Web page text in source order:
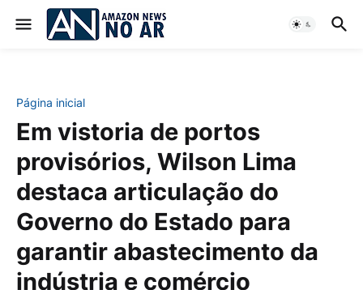
Página inicial
Em vistoria de portos
provisórios, Wilson Lima
destaca articulação do
Governo do Estado para
garantir abastecimento da
indústria e comércio